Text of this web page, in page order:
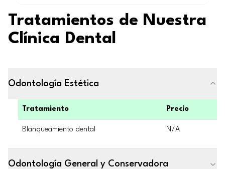
Tratamientos de Nuestra
Clínica Dental
Odontología Estética
Tratamiento Precio
Blanqueamiento dental N/A
Odontología General y Conservadora